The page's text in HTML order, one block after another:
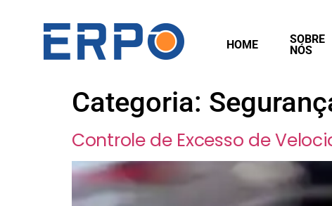
HOME
SOBRE
NÓS
Categoria:
Controle de Excesso de